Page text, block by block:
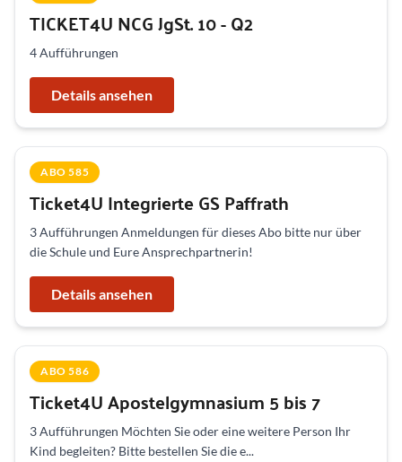
TICKET4U NCG JgSt. 10 - Q2
4 Aufführungen
Details ansehen
ABO 585
Ticket4U Integrierte GS Paffrath
3 Aufführungen Anmeldungen für dieses Abo bitte nur über
die Schule und Eure Ansprechpartnerin!
Details ansehen
ABO 586
Ticket4U Apostelgymnasium 5 bis 7
3 Aufführungen Möchten Sie oder eine weitere Person Ihr
Kind begleiten? Bitte bestellen Sie die e...